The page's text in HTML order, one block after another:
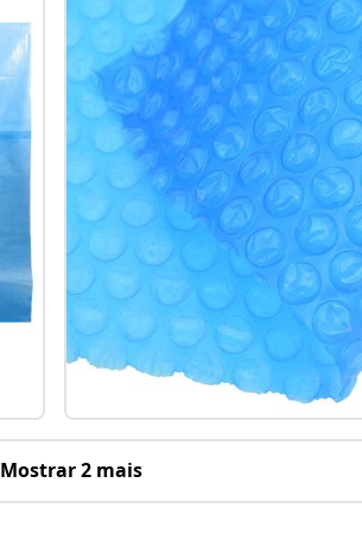
Mostrar 2 mais